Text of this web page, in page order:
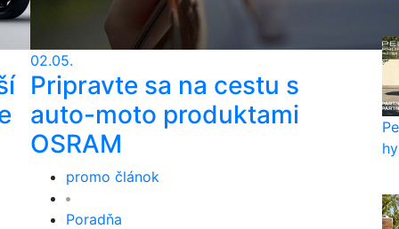
02.05.
Pripravte sa na cestu s
auto-moto produktami
OSRAM
promo článok
Poradňa